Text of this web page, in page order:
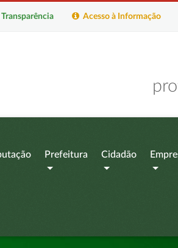
Acesso à Informação
Prefeitura Cidadão